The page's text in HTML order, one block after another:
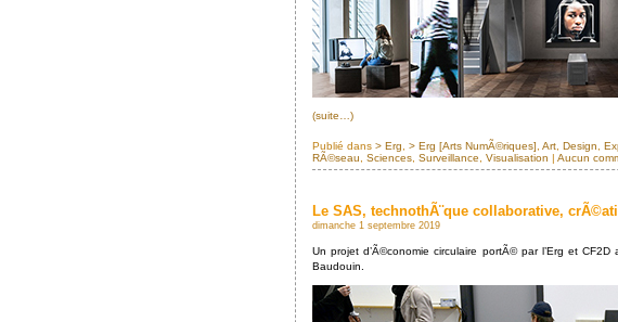
(suite…)
Publié dans > Erg > Erg [Arts NumÃ©riques] Art Design
RÃ©seau
Sciences Surveillance Visualisation | Aucun
Le SAS, technothÃ¨que collaborative,
dimanche 1 septembre 2019
Un projet d’Ã©conomie circulaire portÃ© par l’Erg et
Baudouin.